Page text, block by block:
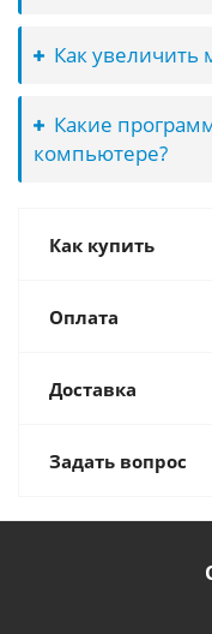
Как увеличить
Какие
компьютере?
Как купить
Оплата
Доставка
Задать вопрос